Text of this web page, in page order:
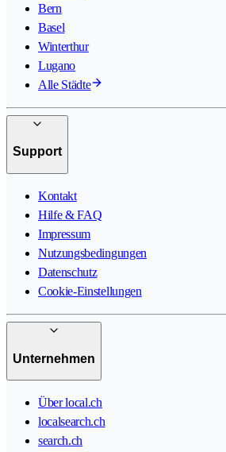
Bern
Basel
Winterthur
Lugano
Alle Städte
Support
Kontakt
Hilfe & FAQ
Impressum
Nutzungsbedingungen
Datenschutz
Cookie-Einstellungen
Unternehmen
Über local.ch
localsearch.ch
search.ch